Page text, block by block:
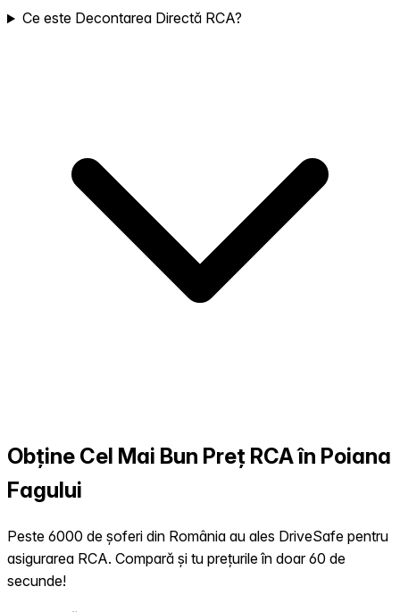
Ce este Decontarea Directă RCA?
Obține Cel Mai Bun Preț RCA în Poiana
Fagului
Peste 6000 de șoferi din România au ales DriveSafe pentru
asigurarea RCA. Compară și tu prețurile în doar 60 de
secunde!